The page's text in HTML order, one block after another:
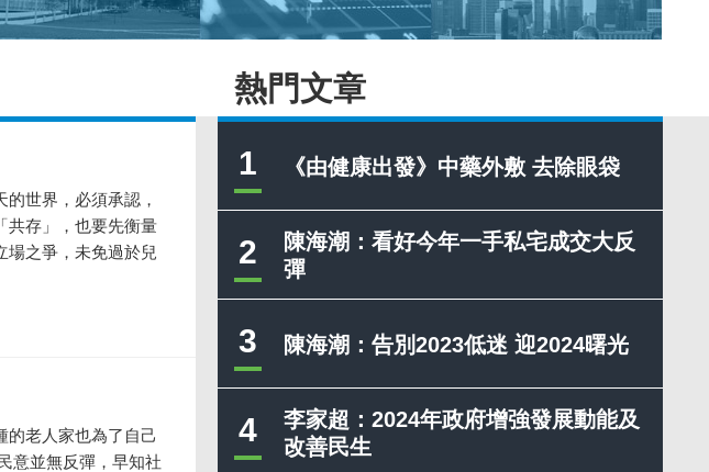
熱門文章
1 《由健康出發》中藥外敷 去除眼袋
2
陳海潮：看好今年一手私宅成交大反
彈
3 陳海潮：告別2023低迷 迎2024曙光
4
李家超：2024年政府增強發展動能及
改善民生
世界，必須承認，
共存」，也要先衡量
場之爭，未免過於兒
的老人家也為了自己
意並無反彈，早知社